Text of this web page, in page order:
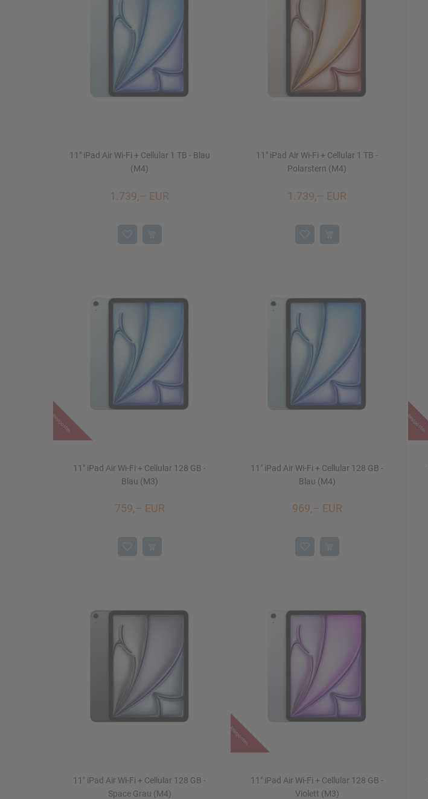
Mac Studio
iMac 24"
Displays NEU
iPhone 16/16 Plus
11" iPad Air Wi-Fi + Cellular 1 TB - Blau
(M4)
1.739,– EUR
11" iPad Air Wi-Fi + Cellular 1 TB -
Polarstern (M4)
1.739,– EUR
Restposten
11" iPad Air Wi-Fi + Cellular 128 GB -
Blau (M3)
759,– EUR
11" iPad Air Wi-Fi + Cellular 128 GB -
Blau (M4)
969,– EUR
Restposten
11" iPad Air Wi-Fi + Cellular 128 GB -
Space Grau (M4)
Restposten
11" iPad Air Wi-Fi + Cellular 128 GB -
Violett (M3)